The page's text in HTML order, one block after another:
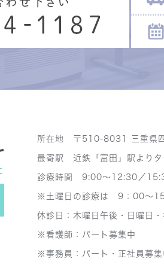
所在地 〒510-8031 三重県
最寄駅 近鉄「富田」駅よりタ
診療時間 9:00～12:30／
※土曜日の診療は 9：00～
休診日：木曜日午後・日曜日
※看護師：パート募集中
※事務員：パート・正社員募集